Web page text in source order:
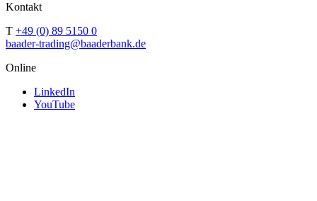
Kontakt
T +49 (0) 89 5150 0
baader-trading@baaderbank.de
Online
LinkedIn
YouTube